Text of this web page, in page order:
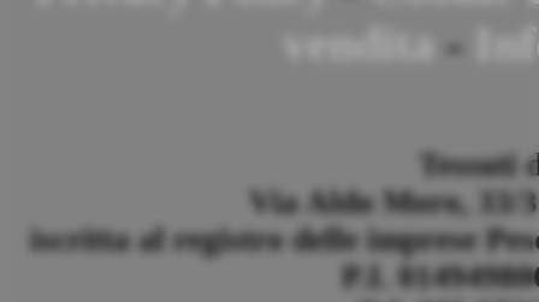
vendita -
Tessuti
Via Aldo Moro, 33/
iscritta al registro delle imprese
P.I.